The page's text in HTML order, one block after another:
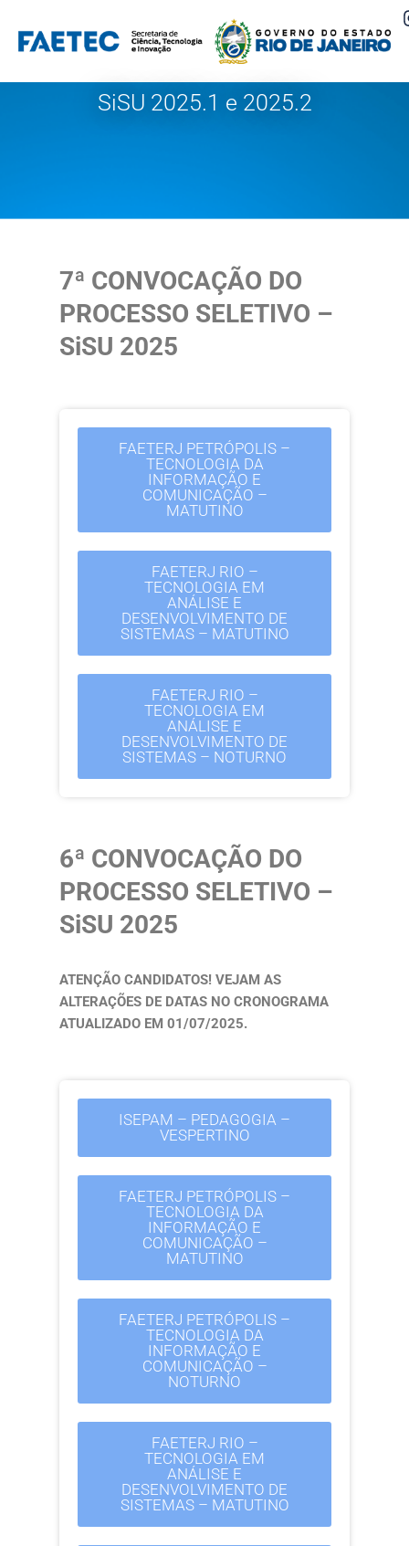
Pular
SiSU 2025.1 e 2025.2
7ª CONVOCAÇÃO DO
PROCESSO SELETIVO –
SiSU 2025
FAETERJ PETRÓPOLIS –
TECNOLOGIA DA
INFORMAÇÃO E
COMUNICAÇÃO –
MATUTINO
FAETERJ RIO –
TECNOLOGIA EM
ANÁLISE E
DESENVOLVIMENTO DE
SISTEMAS – MATUTINO
FAETERJ RIO –
TECNOLOGIA EM
ANÁLISE E
DESENVOLVIMENTO DE
SISTEMAS – NOTURNO
6ª CONVOCAÇÃO DO
PROCESSO SELETIVO –
SiSU 2025
ATENÇÃO CANDIDATOS! VEJAM AS
ALTERAÇÕES DE DATAS NO CRONOGRAMA
ATUALIZADO EM 01/07/2025.
ISEPAM – PEDAGOGIA –
VESPERTINO
FAETERJ PETRÓPOLIS –
TECNOLOGIA DA
INFORMAÇÃO E
COMUNICAÇÃO –
MATUTINO
FAETERJ PETRÓPOLIS –
TECNOLOGIA DA
INFORMAÇÃO E
COMUNICAÇÃO –
NOTURNO
FAETERJ RIO –
TECNOLOGIA EM
ANÁLISE E
DESENVOLVIMENTO DE
SISTEMAS – MATUTINO